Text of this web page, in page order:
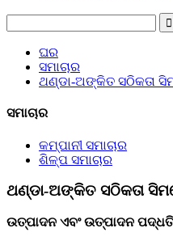
ଘର
ସମାଚାର
ଥଣ୍ଡା-ଅଙ୍କିତ ସଠିକତା
ସମାଚାର
କମ୍ପାନୀ ସମାଚାର
ଶିଳ୍ପ ସମାଚାର
ଥଣ୍ଡା-ଅଙ୍କିତ ସଠିକତା
ଉତ୍ପାଦନ ଏବଂ ଉତ୍ପାଦନ